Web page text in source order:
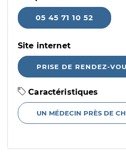
05 45 71 10 52
Site internet
PRISE DE RENDEZ-
Caractéristiques
UN MÉDECIN PRÈS DE